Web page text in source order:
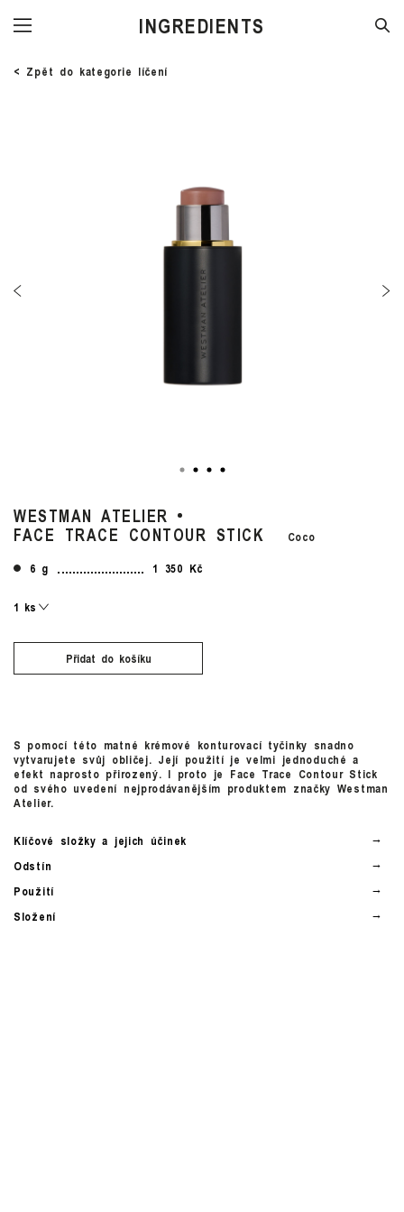
STORE
< Zpět do kategorie líčení
WESTMAN ATELIER
FACE TRACE CONTOUR STICK
Coco
6 g
1 350 Kč
Přidat do košíku
S pomocí této matné krémové konturovací tyčinky snadno
vytvarujete svůj obličej. Její použití je velmi jednoduché a
efekt naprosto přirozený. I proto je Face Trace Contour Stick
od svého uvedení nejprodávanějším produktem značky Westman
Atelier.
Klíčové složky a jejich účinek
Odstín
Použití
Složení